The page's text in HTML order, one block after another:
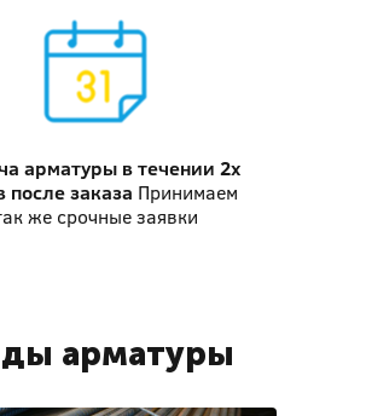
арматурыв течении 2х
после заказа Принимаем
же срочные заявки
арматуры